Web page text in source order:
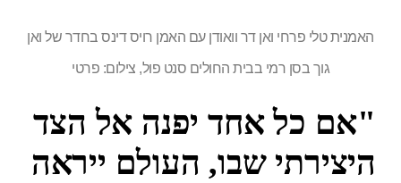
האמנית טלי פרחי ואן דר וואודן עם האמן רויס דינס בחדר של ואן
גוך בסן רמי בבית החולים סנט פול, צילום: פרטי
"אם כל אחד יפנה אל הצד
היצירתי שבו, העולם ייראה